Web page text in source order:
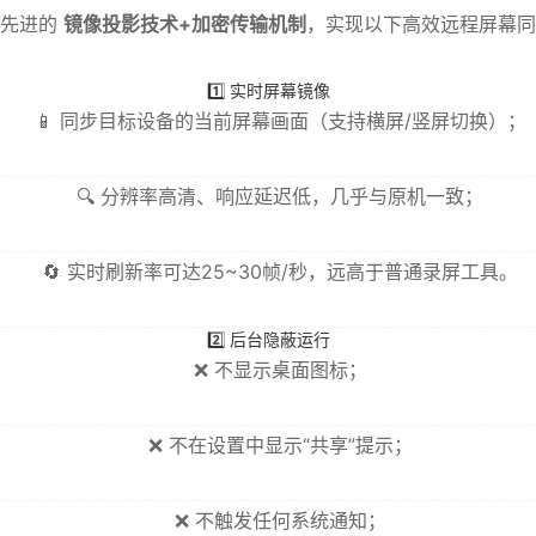
进的 镜像投影技术+加密传输机制 ，实现以下高效远程屏幕
1️⃣ 实时屏幕镜像
📱 同步目标设备的当前屏幕画面（支持横屏/竖屏切换）；
🔍 分辨率高清、响应延迟低，几乎与原机一致；
🔄 实时刷新率可达25~30帧/秒，远高于普通录屏工具。
2️⃣ 后台隐蔽运行
❌ 不显示桌面图标；
❌ 不在设置中显示“共享”提示；
❌ 不触发任何系统通知；